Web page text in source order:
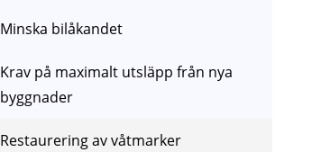
Minska bilåkandet
Krav på maximalt utsläpp från nya
byggnader
Restaurering av våtmarker